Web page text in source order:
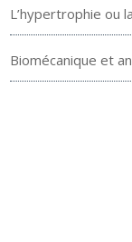
L’hypertrophie ou
Biomécanique et